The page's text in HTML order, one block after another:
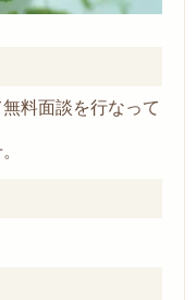
料面談を行なって